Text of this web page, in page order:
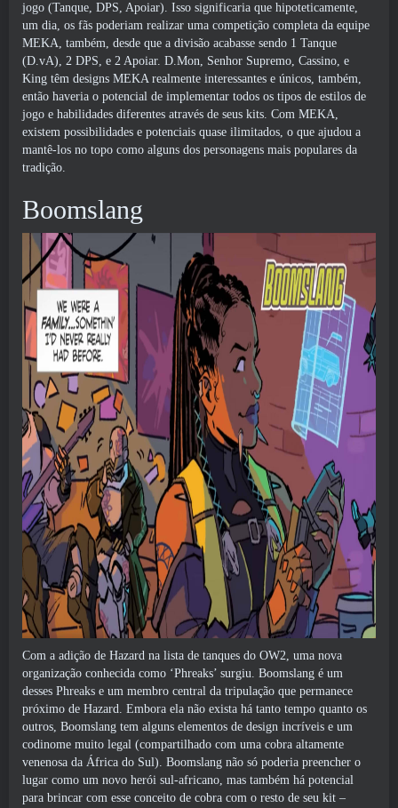
jogo (Tanque, DPS, Apoiar). Isso significaria que hipoteticamente,
um dia, os fãs poderiam realizar uma competição completa da equipe
MEKA, também, desde que a divisão acabasse sendo 1 Tanque
(D.vA), 2 DPS, e 2 Apoiar. D.Mon, Senhor Supremo, Cassino, e
King têm designs MEKA realmente interessantes e únicos, também,
então haveria o potencial de implementar todos os tipos de estilos de
jogo e habilidades diferentes através de seus kits. Com MEKA,
existem possibilidades e potenciais quase ilimitados, o que ajudou a
mantê-los no topo como alguns dos personagens mais populares da
tradição.
Boomslang
Com a adição de Hazard na lista de tanques do OW2, uma nova
organização conhecida como ‘Phreaks’ surgiu. Boomslang é um
desses Phreaks e um membro central da tripulação que permanece
próximo de Hazard. Embora ela não exista há tanto tempo quanto os
outros, Boomslang tem alguns elementos de design incríveis e um
codinome muito legal (compartilhado com uma cobra altamente
venenosa da África do Sul). Boomslang não só poderia preencher o
lugar como um novo herói sul-africano, mas também há potencial
para brincar com esse conceito de cobra com o resto de seu kit –